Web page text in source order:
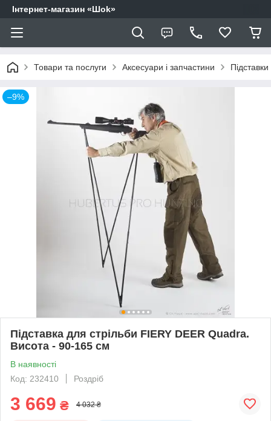
Інтернет-магазин «Шоk»
Товари та послуги Аксесуари і запчастини
–9%
Підставка для стрільби FIERY DEER Quadra.
Висота - 90-165 см
В наявності
Код: 232410
Роздріб
3 669 ₴ 4 032 ₴